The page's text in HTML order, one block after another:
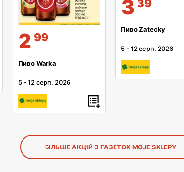
2 99
Пиво Warka
5 -12 серп. 2026
3 39
Пиво Zatecky
5 -12 серп. 2026
БІЛЬШЕ АКЦІЙ З ГАЗЕТОК MOJE SKLEPY